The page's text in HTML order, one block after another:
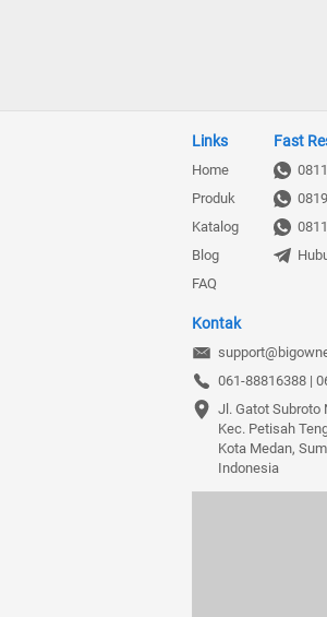
Links
Home
Produk
Katalog
Blog
FAQ
Fast
Kontak
061-88816388 |
Jl. Gatot Subroto
Kec. Petisah
Kota Medan,
Indonesia